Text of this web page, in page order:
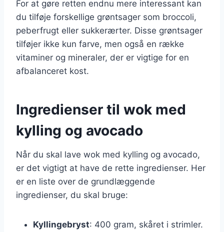
For at gøre retten endnu mere interessant kan
du tilføje forskellige grøntsager som broccoli,
peberfrugt eller sukkerærter. Disse grøntsager
tilføjer ikke kun farve, men også en række
vitaminer og mineraler, der er vigtige for en
afbalanceret kost.
Ingredienser til wok med
kylling og avocado
Når du skal lave wok med kylling og avocado,
er det vigtigt at have de rette ingredienser. Her
er en liste over de grundlæggende
ingredienser, du skal bruge:
Kyllingebryst: 400 gram, skåret i strimler.